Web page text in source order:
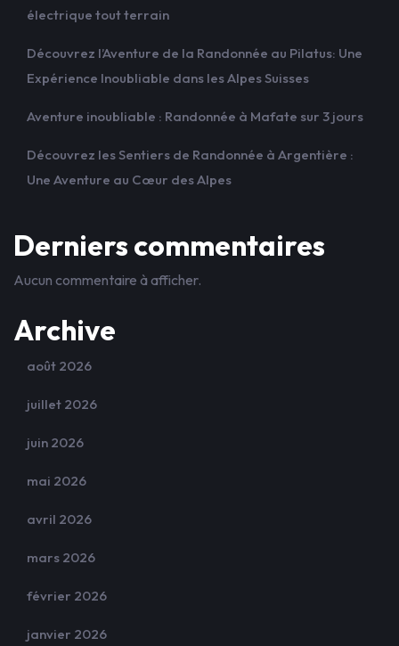
électrique tout terrain
Découvrez l’Aventure de la Randonnée au Pilatus: Une
Expérience Inoubliable dans les Alpes Suisses
Aventure inoubliable : Randonnée à Mafate sur 3 jours
Découvrez les Sentiers de Randonnée à Argentière :
Une Aventure au Cœur des Alpes
Derniers commentaires
Aucun commentaire à afficher.
Archive
août 2026
juillet 2026
juin 2026
mai 2026
avril 2026
mars 2026
février 2026
janvier 2026